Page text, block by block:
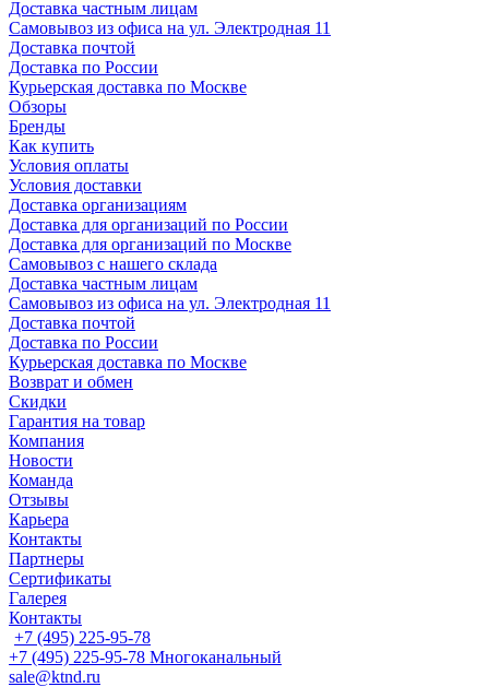
Доставка частным лицам
Самовывоз из офиса на ул. Электродная 11
Доставка почтой
Доставка по России
Курьерская доставка по Москве
Обзоры
Бренды
Как купить
Условия оплаты
Условия доставки
Доставка организациям
Доставка для организаций по России
Доставка для организаций по Москве
Самовывоз с нашего склада
Доставка частным лицам
Самовывоз из офиса на ул. Электродная 11
Доставка почтой
Доставка по России
Курьерская доставка по Москве
Возврат и обмен
Скидки
Гарантия на товар
Компания
Новости
Команда
Отзывы
Карьера
Контакты
Партнеры
Сертификаты
Галерея
Контакты
+7 (495) 225-95-78
+7 (495) 225-95-78 Многоканальный
sale@ktnd.ru